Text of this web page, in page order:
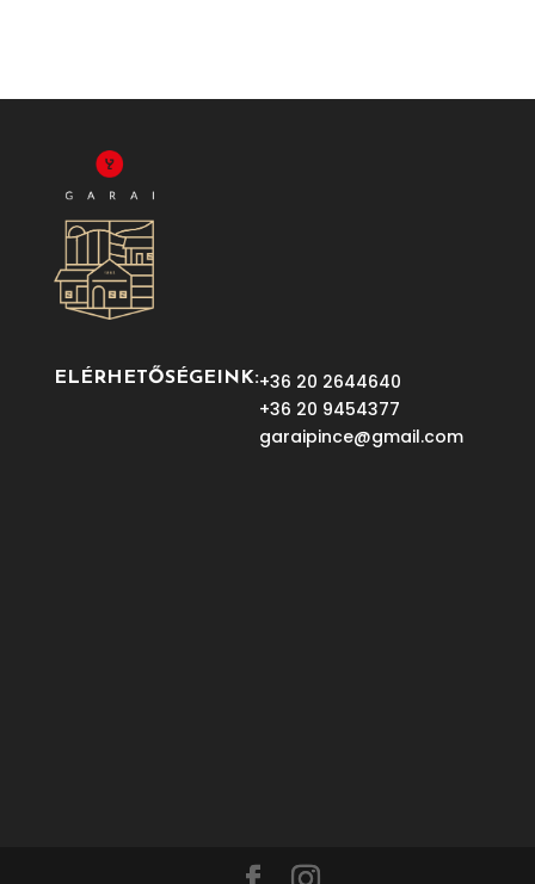
ELÉRHETŐSÉGEINK:+36 20 2644640
+36 20 9454377
garaipince@gmail.com